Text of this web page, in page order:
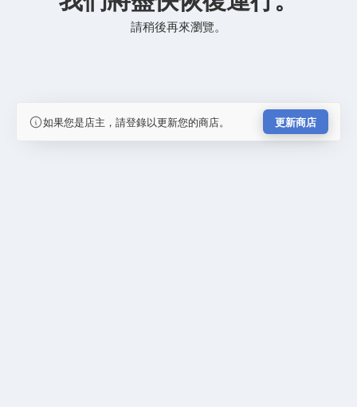
請稍後再來瀏覽。
如果您是店主，請登錄以更新您的商店。 更新商店